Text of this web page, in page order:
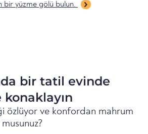
bir yüzme gölü bulun.
bir tatil evinde
özlüyor ve konfordan mahrum